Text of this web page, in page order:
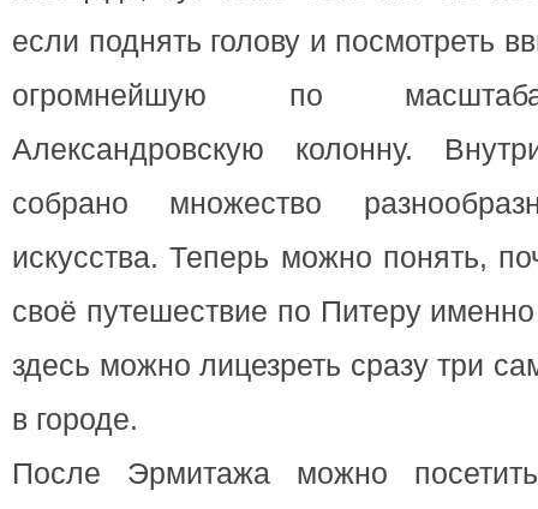
если поднять голову и посмотреть
огромнейшую по
Александровскую колонну.
собрано множество
искусства. Теперь можно понять,
своё путешествие по Питеру
здесь можно лицезреть сразу три
в городе.
После Эрмитажа можно посетить